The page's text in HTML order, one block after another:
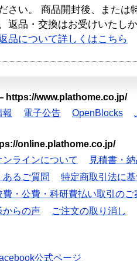
さい。 商品開封後、または
返品・交換はお受けいたし
品について詳しくはこちら
https://www.plathome.co.jp/
報 電子公告 OpenBlocks
online.plathome.co.jp/
ラインについて
見積書・
あるご質問
特定商取引法に
費・公費・科研費払い取引のご
からの声 ご注文の取り消し
公式ページ